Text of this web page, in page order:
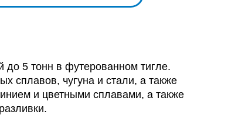
до 5 тонн в футерованном тигле.
сплавов, чугуна и стали, а также
и цветными сплавами, а также